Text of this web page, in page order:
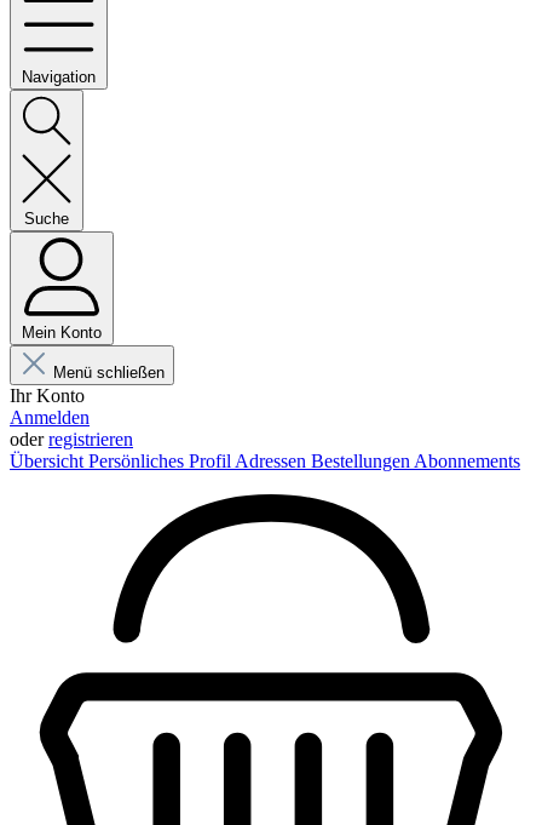
Navigation
Suche
Mein Konto
Menü schließen
Ihr Konto
Anmelden
oderregistrieren
Übersicht Persönliches Profil Adressen Bestellungen Abonnements